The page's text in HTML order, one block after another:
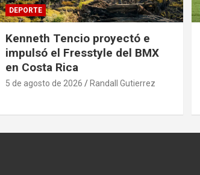
DEPORTE
Kenneth Tencio proyectó e
impulsó el Fresstyle del BMX
en Costa Rica
5 de agosto de 2026 Randall Gutierrez